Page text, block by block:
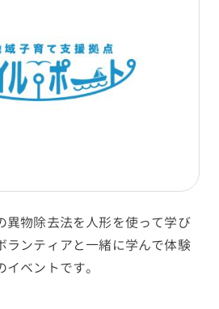
異物除去法を人形を使って学び
ランティアと一緒に学んで体験
ベントです。